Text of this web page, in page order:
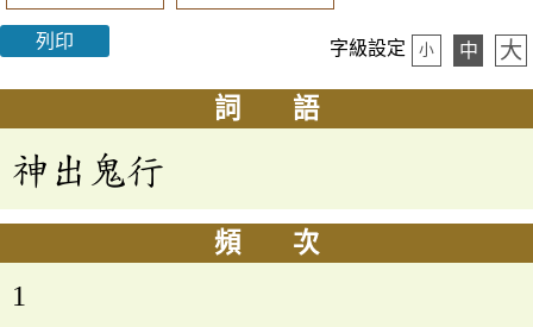
列印 字級設定 小 中 大
詞 語
神出鬼行
頻 次
1